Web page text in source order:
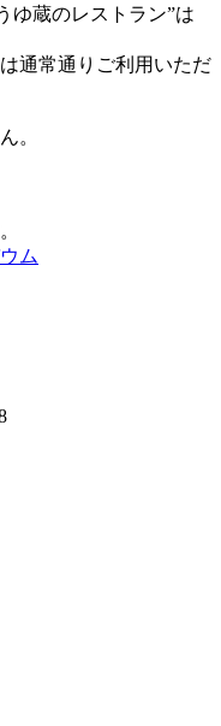
ゆ蔵のレストラン”は
通常通りご利用いただ
。
ム